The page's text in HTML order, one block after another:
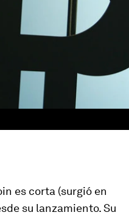
es corta (surgió en
su lanzamiento. Su